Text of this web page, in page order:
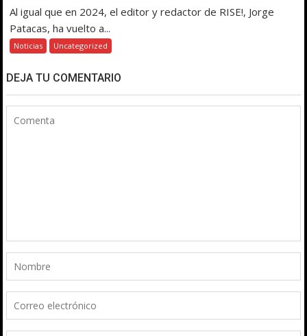
Al igual que en 2024, el editor y redactor de RISE!, Jorge
Patacas, ha vuelto a...
Noticias Uncategorized
DEJA TU COMENTARIO